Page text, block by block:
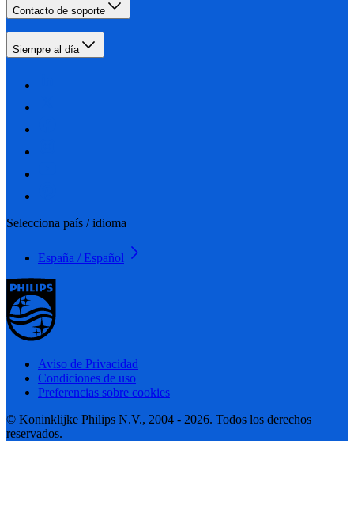
Contacto de soporte
Siempre al día
Selecciona país / idioma
España / Español
Aviso de Privacidad
Condiciones de uso
Preferencias sobre cookies
© Koninklijke Philips N.V., 2004 - 2026. Todos los derechos
reservados.